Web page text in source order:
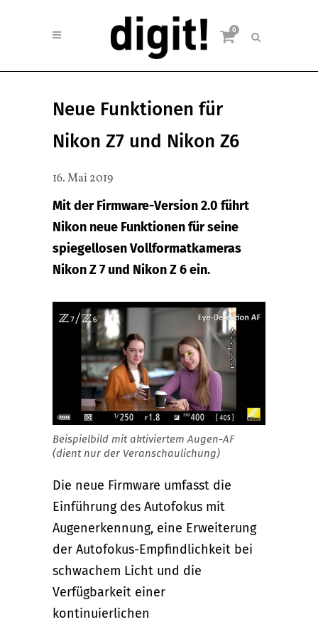
0
Neue Funktionen für
Nikon Z7 und Nikon Z6
16. Mai 2019
Mit der Firmware-Version 2.0 führt
Nikon neue Funktionen für seine
spiegellosen Vollformatkameras
Nikon Z 7 und Nikon Z 6 ein.
Beispielbild mit aktiviertem Augen-AF
(dient nur der Veranschaulichung)
Die neue Firmware umfasst die
Einführung des Autofokus mit
Augenerkennung, eine Erweiterung
der Autofokus-Empfindlichkeit bei
schwachem Licht und die
Verfügbarkeit einer
kontinuierlichen